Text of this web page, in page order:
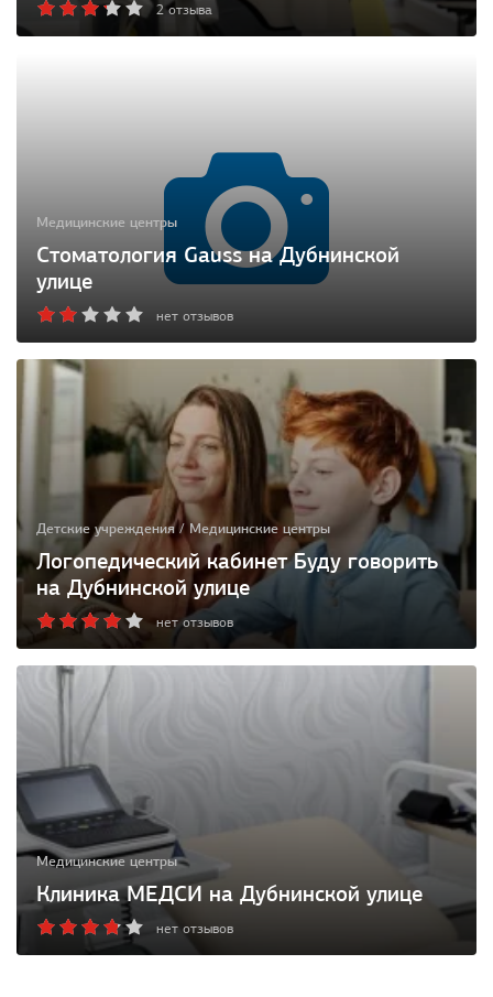
2 отзыва
Медицинские центры
Стоматология Gauss на Дубнинской
улице
нет отзывов
Детские учреждения / Медицинские центры
Логопедический кабинет Буду говорить
на Дубнинской улице
нет отзывов
Медицинские центры
Клиника МЕДСИ на Дубнинской улице
нет отзывов